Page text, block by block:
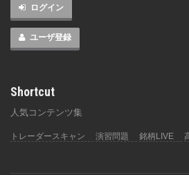
ログイン
ユーザ登録
Shortcut
人気コンテンツ集
トレーダースキャン 演習問題 銘柄LIVE